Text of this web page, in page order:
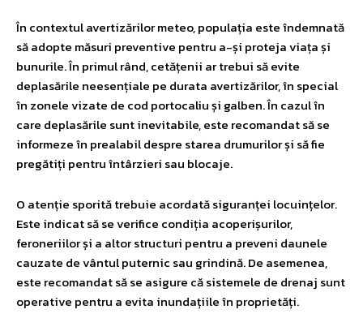
În contextul avertizărilor meteo, populația este îndemnată
să adopte măsuri preventive pentru a-și proteja viața și
bunurile. În primul rând, cetățenii ar trebui să evite
deplasările neesențiale pe durata avertizărilor, în special
în zonele vizate de cod portocaliu și galben. În cazul în
care deplasările sunt inevitabile, este recomandat să se
informeze în prealabil despre starea drumurilor și să fie
pregătiți pentru întârzieri sau blocaje.
O atenție sporită trebuie acordată siguranței locuințelor.
Este indicat să se verifice condiția acoperișurilor,
feroneriilor și a altor structuri pentru a preveni daunele
cauzate de vântul puternic sau grindină. De asemenea,
este recomandat să se asigure că sistemele de drenaj sunt
operative pentru a evita inundațiile în proprietăți.